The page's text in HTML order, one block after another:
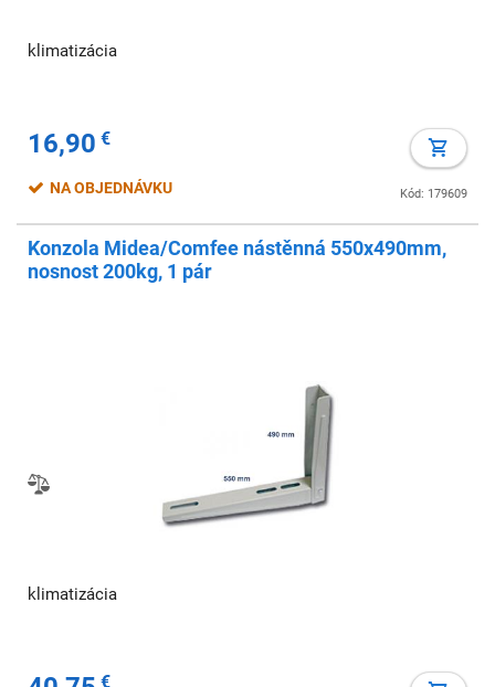
klimatizácia
16,90 €
Kód: 179609
NA OBJEDNÁVKU
Konzola Midea/Comfee nástěnná 550x490mm,
nosnost 200kg, 1 pár
klimatizácia
€